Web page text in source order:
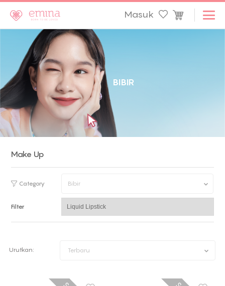
Masuk
BIBIR
Urutkan: Terbaru
Make Up
Category Bibir
Filter